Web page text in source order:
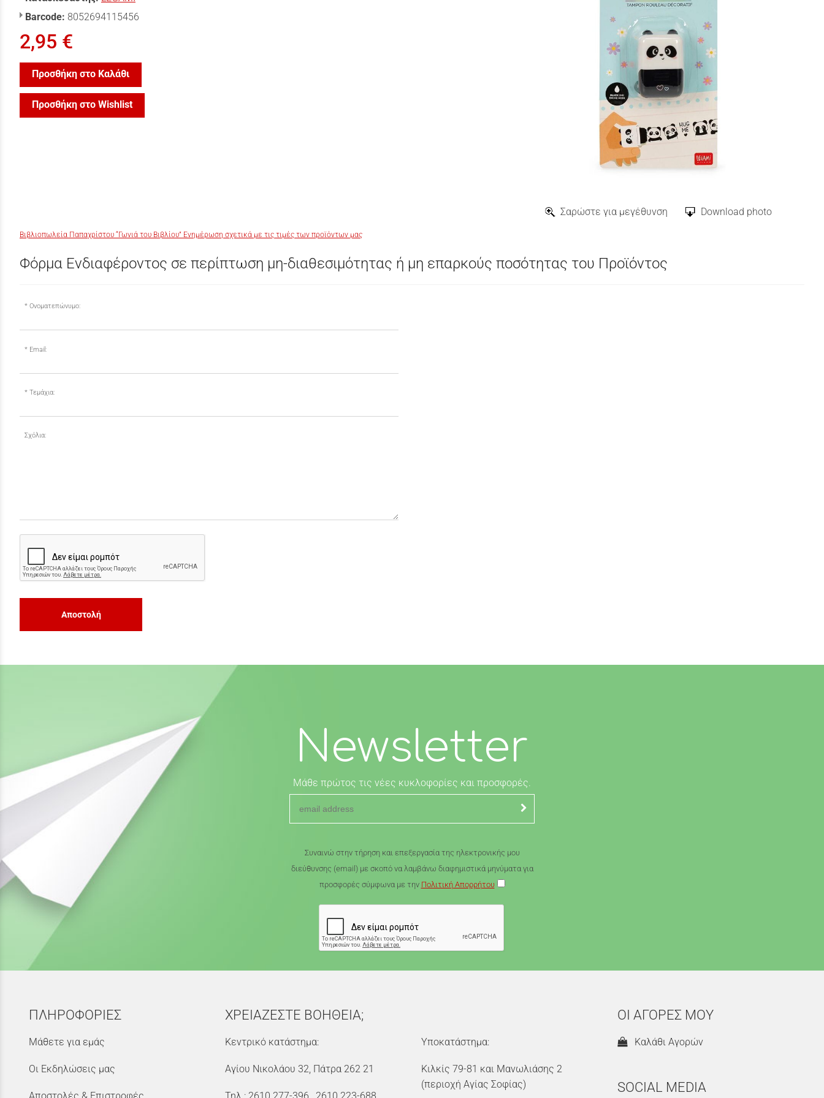
Σαρώστε για μεγέθυνση Download photo
Barcode: 8052694115456
2,95 €
Προσθήκη στο Καλάθι
Προσθήκη στο Wishlist
Βιβλιοπωλεία Παπαχρίστου “Γωνιά του Βιβλίου” Ενημέρωση σχετικά με τις τιμές των προϊόντων μας
Φόρμα Ενδιαφέροντος σε περίπτωση μη-διαθεσιμότητας ή μη επαρκούς ποσότητας του Προϊόντος
Ονοματεπώνυμο:
Email:
Τεμάχια:
Σχόλια:
Αποστολή
Newsletter
Μάθε πρώτος τις νέες κυκλοφορίες και προσφορές.
Συναινώ στην τήρηση και επεξεργασία της ηλεκτρονικής μου
διεύθυνσης (email) με σκοπό να λαμβάνω διαφημιστικά μηνύματα για
προσφορές σύμφωνα με την Πολιτική Απορρήτου
ΠΛΗΡΟΦΟΡΙΕΣ
Μάθετε για εμάς
Οι Εκδηλώσεις μας
ΧΡΕΙΑΖΕΣΤΕ ΒΟΗΘΕΙΑ;
Κεντρικό κατάστημα:
Αγίου Νικολάου 32, Πάτρα 262 21
Υποκατάστημα:
Κιλκίς 79-81 και Μανωλιάσης 2
(περιοχή Αγίας Σοφίας)
ΟΙ ΑΓΟΡΕΣ ΜΟΥ
Καλάθι Αγορών
SOCIAL MEDIA